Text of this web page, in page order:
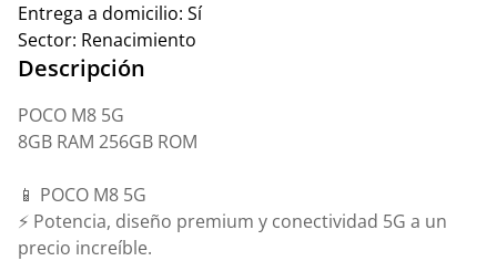
Entrega a domicilio: Sí
Sector: Renacimiento
Descripción
POCO M8 5G
8GB RAM 256GB ROM
📱 POCO M8 5G
⚡ Potencia, diseño premium y conectividad 5G a un
precio increíble.